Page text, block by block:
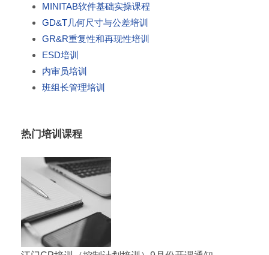
MINITAB软件基础实操课程
GD&T几何尺寸与公差培训
GR&R重复性和再现性培训
ESD培训
内审员培训
班组长管理培训
热门培训课程